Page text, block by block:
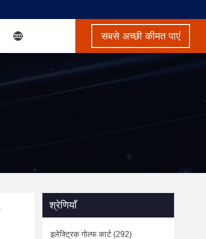
सबसे अच्छी कीमत पाएं
श्रेणियाँ
इलेक्ट्रिक गोल्फ कार्ट(292)